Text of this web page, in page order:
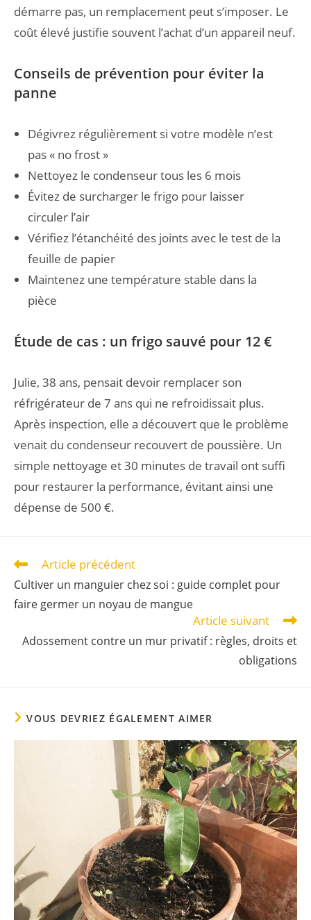
démarre pas, un remplacement peut s’imposer. Le
coût élevé justifie souvent l’achat d’un appareil neuf.
Conseils de prévention pour éviter la
panne
Dégivrez régulièrement si votre modèle n’est
pas « no frost »
Nettoyez le condenseur tous les 6 mois
Évitez de surcharger le frigo pour laisser
circuler l’air
Vérifiez l’étanchéité des joints avec le test de la
feuille de papier
Maintenez une température stable dans la
pièce
Étude de cas : un frigo sauvé pour 12 €
Julie, 38 ans, pensait devoir remplacer son
réfrigérateur de 7 ans qui ne refroidissait plus.
Après inspection, elle a découvert que le problème
venait du condenseur recouvert de poussière. Un
simple nettoyage et 30 minutes de travail ont suffi
pour restaurer la performance, évitant ainsi une
dépense de 500 €.
Article précédent
Cultiver un manguier chez soi : guide complet pour
faire germer un noyau de mangue
Article suivant
Adossement contre un mur privatif : règles, droits et
obligations
VOUS DEVRIEZ ÉGALEMENT AIMER